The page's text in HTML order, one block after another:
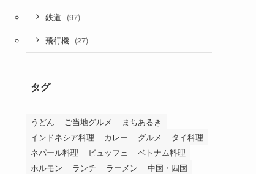
鉄道 (97)
飛行機 (27)
タグ
うどん ご当地グルメ
まちあるき
インドネシア料理
カレー グルメ
タイ料理
ネパール料理
ビュッフェ
ベトナム料理
ホルモン
ランチ ラーメン
中国・四国